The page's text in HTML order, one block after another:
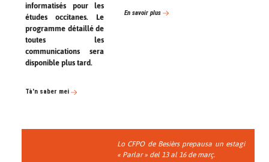
informatisés pour les
études occitanes. Le
programme détaillé de
toutes les
communications sera
disponible plus tard.
Tà'n saber mei
En savoir plus
Lo CFPO de Besièrs prepausa un estagi
« Parlar » del 13 al 16 de març.